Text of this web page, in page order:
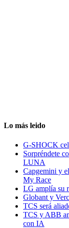
Lo más leido
G-SHOCK
Sorpréndete
LUNA
Capgemini y
My Race
LG amplía su
Globant y
TCS será
TCS y ABB
con IA